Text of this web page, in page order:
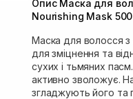
Самовивіз м.
Екватор)
Опис Маска для
Nourishing Mask
Маска для волосся
для зміцнення та
сухих і тьмяних
активно зволожує.
згладжують його та